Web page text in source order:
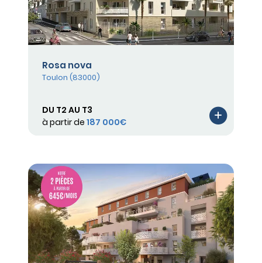
Rosa nova
Toulon (83000)
DU T2 AU T3
à partir de 187 000€